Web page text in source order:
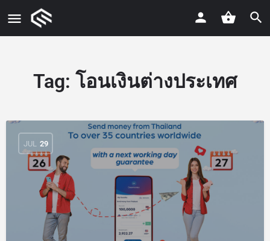
Tag: โอนเงินต่างประเทศ
JUL 29